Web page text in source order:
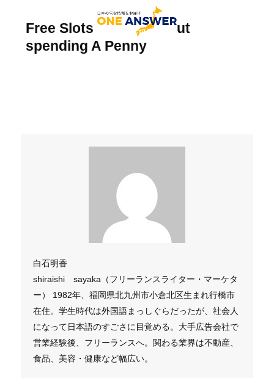
Free Slots Demo without
spending A Penny
白石明香
shiraishi sayaka（フリーランスライター・マーケタ
ー） 1982年、福岡県北九州市小倉北区生まれ行橋市
在住。学生時代は外国語まっしぐらだったが、社会人
になって日本語のすごさに目覚める。大手広告会社で
営業経験後、フリーランスへ。関わる業界は不動産、
食品、美容・健康など幅広い。